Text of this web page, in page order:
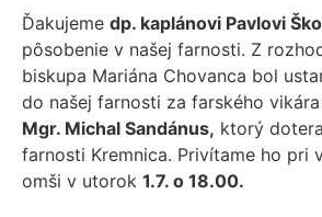
Ďakujeme dp. kaplánovi Pavlovi
pôsobenie v našej farnosti. Z
biskupa Mariána Chovanca bol
do našej farnosti za farského
Mgr. Michal Sandánus, ktorý
farnosti Kremnica. Privítame ho pri
omši v utorok 1.7. o 18.00.